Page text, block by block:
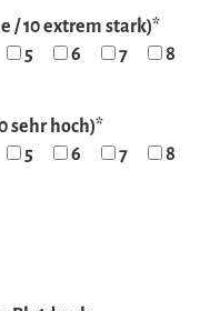
/ 10 extrem stark)*
5 6 7
8
sehr hoch)*
5 6 7
8